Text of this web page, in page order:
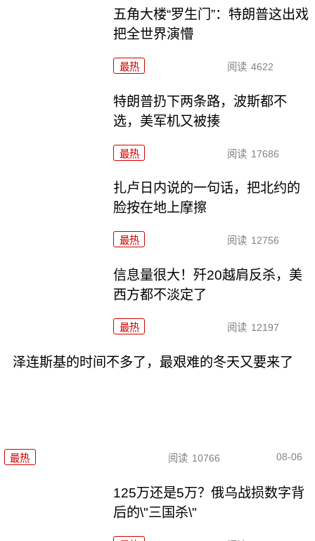
五角大楼“罗生门”：特朗普这出戏
把全世界演懵
最热 阅读 4622
特朗普扔下两条路，波斯都不
选，美军机又被揍
最热 阅读 17686
扎卢日内说的一句话，把北约的
脸按在地上摩擦
最热 阅读 12756
信息量很大！歼20越肩反杀，美
西方都不淡定了
最热 阅读 12197
泽连斯基的时间不多了，最艰难的冬天又要来了
最热 阅读 10766 08-06
125万还是5万？俄乌战损数字背
后的\"三国杀\"